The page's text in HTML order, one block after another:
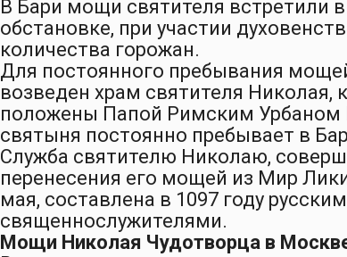
В Бари мощи святителя встретили
обстановке, при участии
количества горожан.
Для постоянного пребывания
возведен храм святителя Николая,
положены Папой Римским Урбаном
святыня постоянно пребывает в
Служба святителю Николаю,
перенесения его мощей из Мир
мая, составлена в 1097 году
священнослужителями.
Мощи Николая Чудотворца в